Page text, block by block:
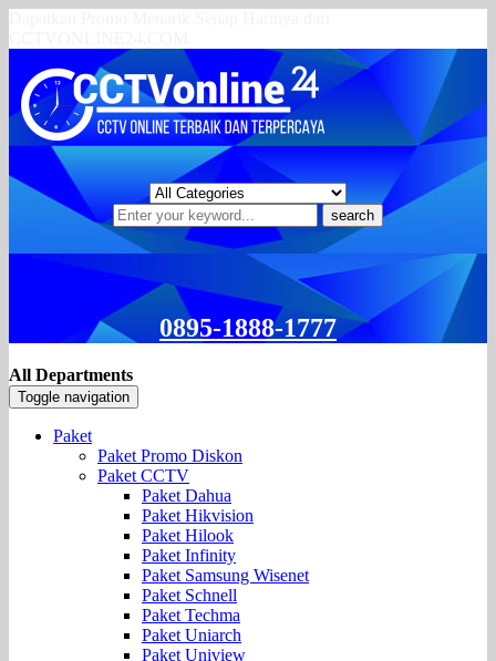
search
0895-1888-1777
All Departments
Toggle navigation
Paket
Paket Promo Diskon
Paket CCTV
Paket Dahua
Paket Hikvision
Paket Hilook
Paket Infinity
Paket Samsung Wisenet
Paket Schnell
Paket Techma
Paket Uniarch
Paket Uniview